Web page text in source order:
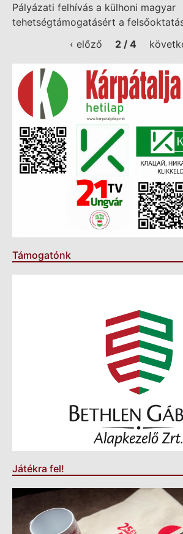
Pályázati felhívás a külhoni magyar
tehetségtámogatásért a
‹ előző
2 / 4
Támogatónk
Játékra fel!